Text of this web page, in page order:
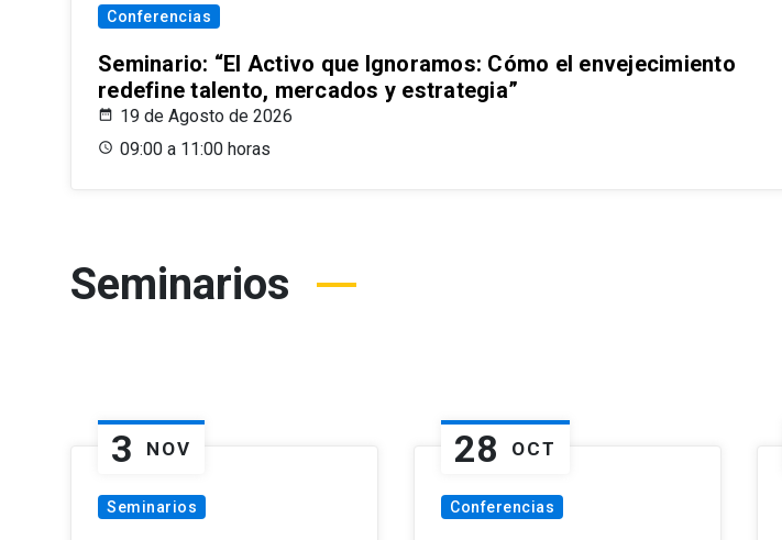
Conferencias
Seminario: “El Activo que Ignoramos: Cómo el envejecimiento
redefine talento, mercados y estrategia”
19 de Agosto de 2026
09:00 a 11:00 horas
Seminarios
3 NOV
Seminarios
28 OCT
Conferencias